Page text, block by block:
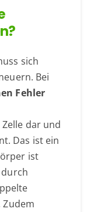
sich
Bei
Fehler
dar und
Das ist ein
ist
Zudem